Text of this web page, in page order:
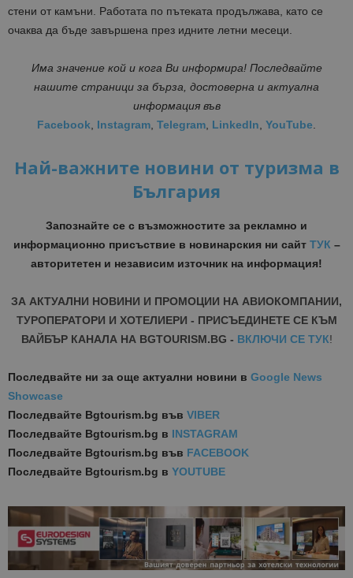
стени от камъни. Работата по пътеката продължава, като се
очаква да бъде завършена през идните летни месеци.
Има значение кой и кога Ви информира! Последвайте
нашите страници за бърза, достоверна и актуална
информация във
Facebook, Instagram, Telegram, LinkedIn, YouTube.
Най-важните новини от туризма в
България
Запознайте се с възможностите за рекламно и
информационно присъствие в новинарския ни сайт ТУК–
авторитетен и независим източник на информация!
ЗА АКТУАЛНИ НОВИНИ И ПРОМОЦИИ НА АВИОКОМПАНИИ,
ТУРОПЕРАТОРИ И ХОТЕЛИЕРИ - ПРИСЪЕДИНЕТЕ СЕ КЪМ
ВАЙБЪР КАНАЛА НА BGTOURISM.BG - ВКЛЮЧИ СЕ ТУК!
Последвайте ни за още актуални новини в Google News
Showcase
Последвайте Bgtourism.bg във VIBER
Последвайте Bgtourism.bg в INSTAGRAM
Последвайте Bgtourism.bg във FACEBOOK
Последвайте Bgtourism.bg в YOUTUBE